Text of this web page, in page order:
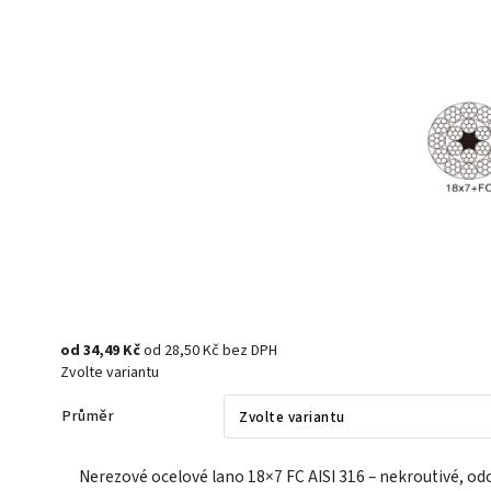
od 34,49 Kčod 28,50 Kčbez DPH
Zvolte variantu
Průměr
Nerezové ocelové lano 18×7 FC AISI 316 – nekroutivé,